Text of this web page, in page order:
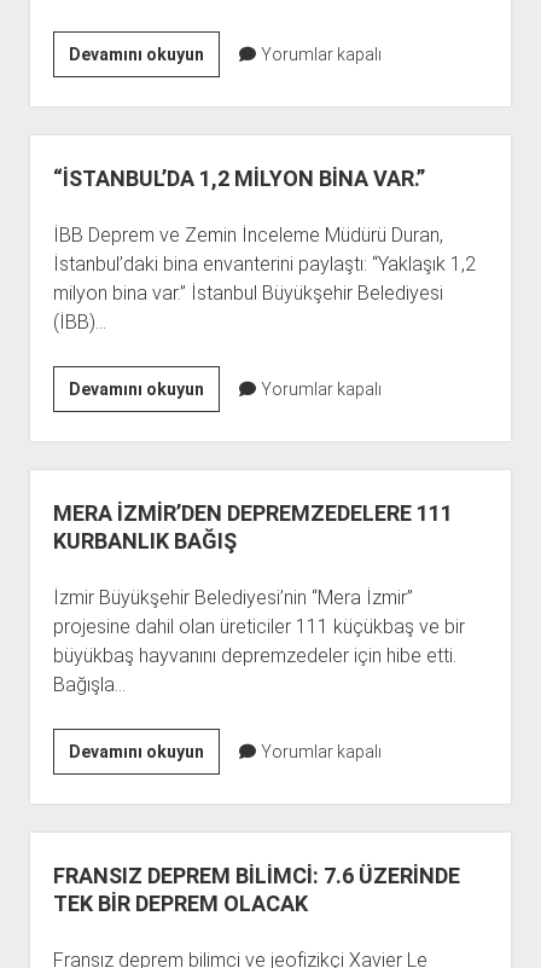
Devamını okuyunSİLİVRİ’DE
KESİK
KOLON
İHBARLARI
Yorumlar kapalı
“İSTANBUL’DA 1,2 MİLYON BİNA VAR.”
İBB Deprem ve Zemin İnceleme Müdürü Duran,
İstanbul’daki bina envanterini paylaştı: “Yaklaşık 1,2
milyon bina var.” İstanbul Büyükşehir Belediyesi
(İBB)…
Devamını okuyun“İSTANBUL’DA
1,2
MİLYON
BİNA
VAR.”
Yorumlar kapalı
MERA İZMİR’DEN DEPREMZEDELERE 111
KURBANLIK BAĞIŞ
İzmir Büyükşehir Belediyesi’nin “Mera İzmir”
projesine dahil olan üreticiler 111 küçükbaş ve bir
büyükbaş hayvanını depremzedeler için hibe etti.
Bağışla…
Devamını okuyunMERA
İZMİR’DEN
DEPREMZEDELERE
111
KURBANLIK
BAĞIŞ
Yorumlar kapalı
FRANSIZ DEPREM BİLİMCİ: 7.6 ÜZERİNDE
TEK BİR DEPREM OLACAK
Fransız deprem bilimci ve jeofizikçi Xavier Le